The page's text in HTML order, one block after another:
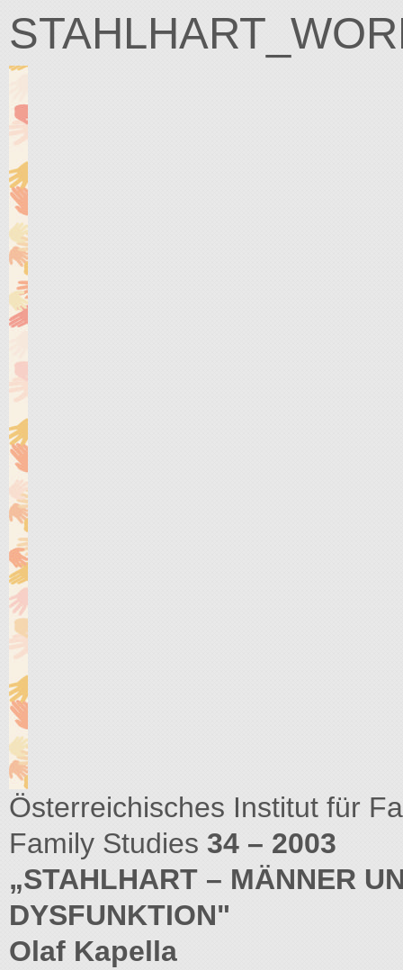
Österreichisches Institut für
Family Studies 34 – 2003
„STAHLHART – MÄNNER
DYSFUNKTION"
Olaf Kapella